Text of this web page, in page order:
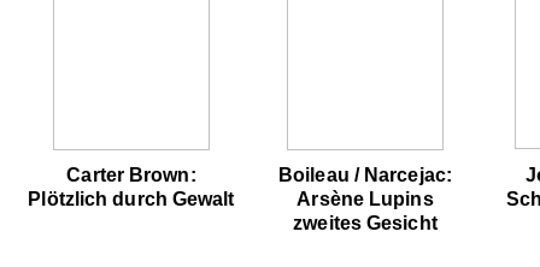
Carter Brown:
Plötzlich durch Gewalt
Boileau / Narcejac:
Arsène Lupins
zweites Gesicht